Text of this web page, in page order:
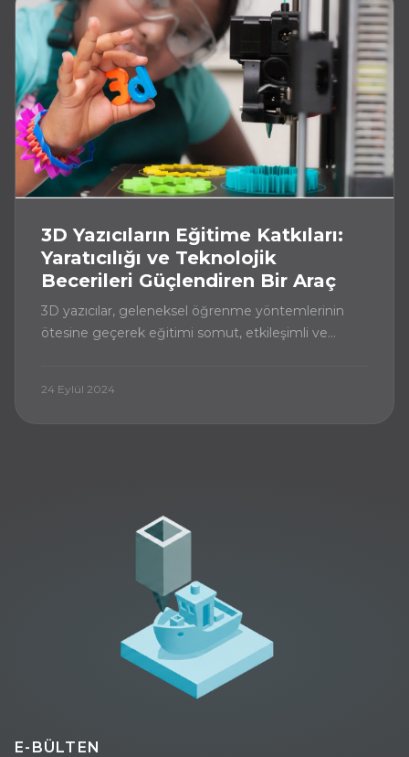
3D Yazıcıların Eğitime Katkıları:
Yaratıcılığı ve Teknolojik
Becerileri Güçlendiren Bir Araç
3D yazıcılar, geleneksel öğrenme yöntemlerinin
ötesine geçerek eğitimi somut, etkileşimli ve
24 Eylül 2024
E-BÜLTEN